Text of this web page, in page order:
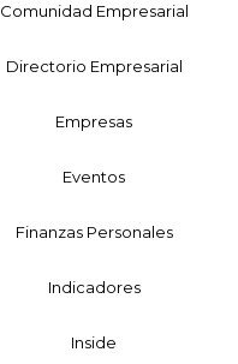
Comunidad Empresarial
Directorio Empresarial
Empresas
Eventos
Finanzas Personales
Indicadores
Inside